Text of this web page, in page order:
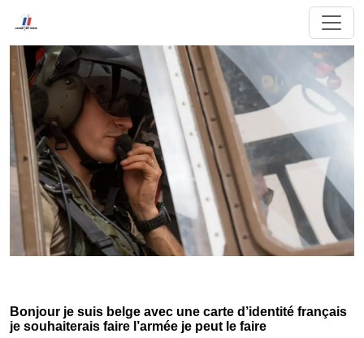
Bonjour je suis belge avec une carte d’identité français
je souhaiterais faire l’armée je peut le faire